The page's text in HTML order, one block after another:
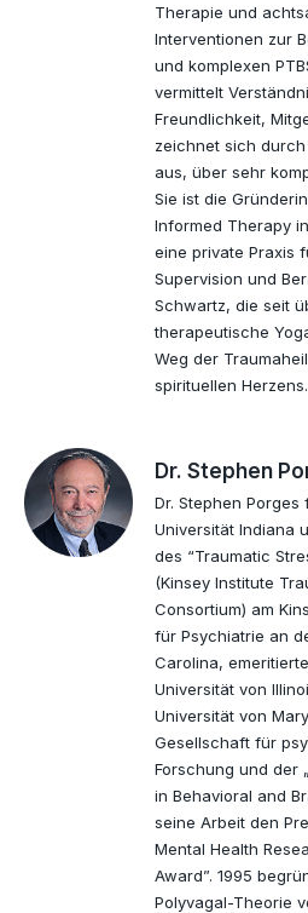
Therapie und
Interventionen zur
und komplexen
vermittelt
Freundlichkeit,
zeichnet sich
aus, über sehr
Sie ist die
Informed Therapy
eine private Praxis
Supervision und
Schwartz, die seit
therapeutische
Weg der
spirituellen Herzens.
Dr. Stephen
Dr. Stephen
Universität Indiana
des “Traumatic
(Kinsey Institute
Consortium) am
für Psychiatrie an
Carolina,
Universität von
Universität von
Gesellschaft für
Forschung und der
in Behavioral and
seine Arbeit den
Mental Health
Award”. 1995
Polyvagal-Theorie